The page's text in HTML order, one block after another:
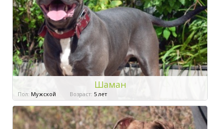
Шаман
Пол: Мужской Возраст: 5 лет